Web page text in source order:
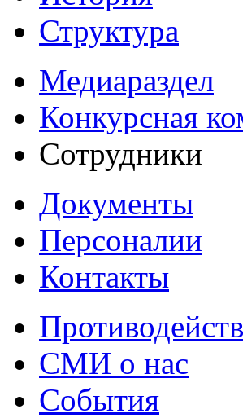
Структура
Медиараздел
Конкурсная
Сотрудники
Документы
Персоналии
Контакты
СМИ о нас
События